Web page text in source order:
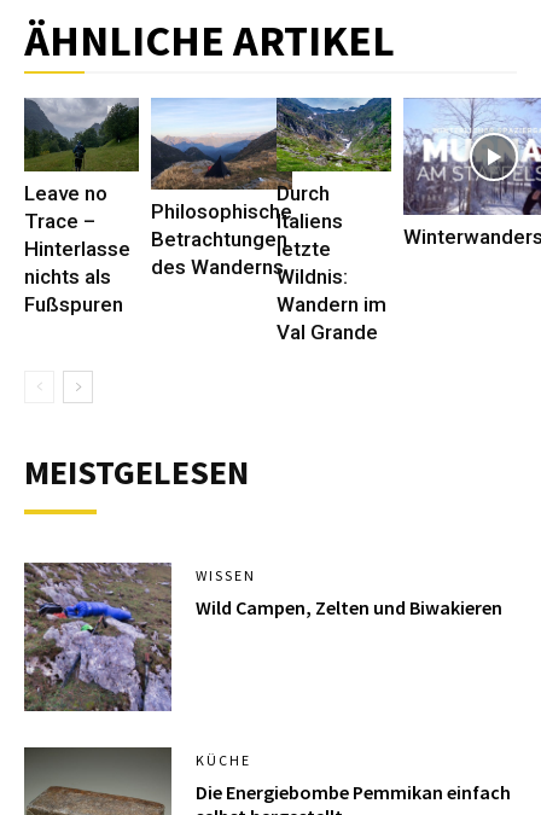
ÄHNLICHE ARTIKEL
Leave no
Trace –
Hinterlasse
nichts als
Fußspuren
Philosophische
Betrachtungen
des Wanderns
Durch
Italiens
letzte
Wildnis:
Wandern im
Val Grande
MEISTGELESEN
WISSEN
Wild Campen, Zelten und Biwakieren
KÜCHE
Die Energiebombe Pemmikan einfach